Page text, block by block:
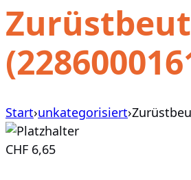
schließen
Start›unkategorisiert›
CHF 6,65